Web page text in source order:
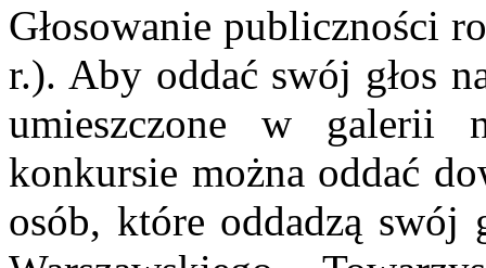
Głosowanie publiczności
r.). Aby oddać swój głos
umieszczone w galerii
konkursie można oddać
osób, które oddadzą swój